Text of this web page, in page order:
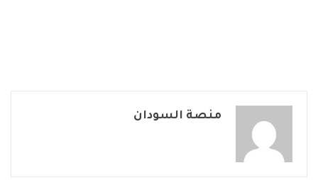
منصة السودان